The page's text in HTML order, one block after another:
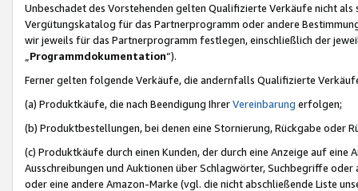
Unbeschadet des Vorstehenden gelten Qualifizierte Verkäufe nicht
Vergütungskatalog für das Partnerprogramm oder andere
wir jeweils für das Partnerprogramm festlegen, einschließlich der
Programmdokumentation“).
Ferner gelten folgende Verkäufe, die andernfalls Qualifizierte
(a) Produktkäufe, die nach Beendigung IhrerVereinbarung erfolgen;
(b) Produktbestellungen, bei denen eine Stornierung, Rückgabe oder
(c) Produktkäufe durch einen Kunden, der durch eine Anzeige auf
Ausschreibungen und Auktionen über Schlagwörter, Suchbegriffe
oder eine andere Amazon-Marke (vgl. die nicht abschließende Liste